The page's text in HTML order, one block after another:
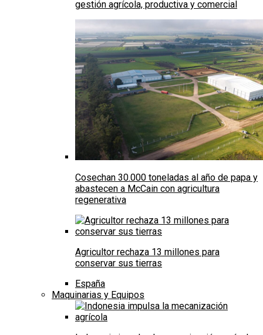
gestión agrícola, productiva y comercial
Cosechan 30.000 toneladas al año de papa y
abastecen a McCain con agricultura
regenerativa
Agricultor rechaza 13 millones para
conservar sus tierras
España
Maquinarias y Equipos